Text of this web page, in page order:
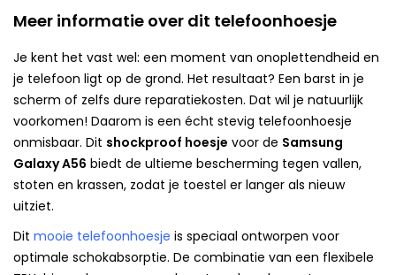
Meer informatie over dit telefoonhoesje
Je kent het vast wel: een moment van onoplettendheid en
je telefoon ligt op de grond. Het resultaat? Een barst in je
scherm of zelfs dure reparatiekosten. Dat wil je natuurlijk
voorkomen! Daarom is een écht stevig telefoonhoesje
onmisbaar. Dit shockproof hoesje voor de Samsung
Galaxy A56 biedt de ultieme bescherming tegen vallen,
stoten en krassen, zodat je toestel er langer als nieuw
uitziet.
Dit mooie telefoonhoesje is speciaal ontworpen voor
optimale schokabsorptie. De combinatie van een flexibele